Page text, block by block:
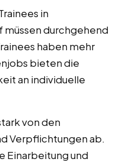
in
durchgehend
haben mehr
bieten die
an individuelle
von den
Verpflichtungen ab.
Einarbeitung und